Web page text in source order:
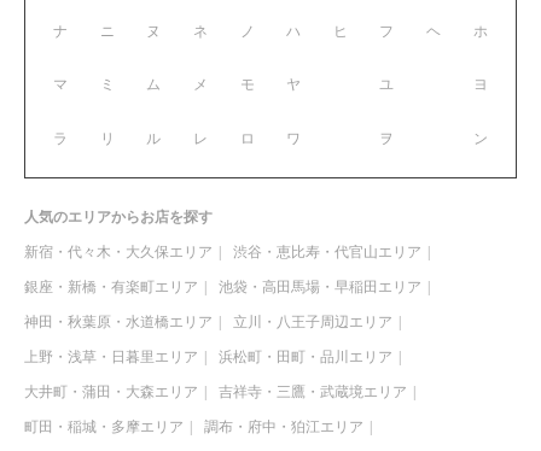
ナ ニ ヌ ネ ノ
マ ミ ム メ モ
ラ リ ル レ ロ
ハ ヒ フ ヘ ホ
ヤ ユ ヨ
ワ ヲ ン
人気のエリアからお店を探す
新宿・代々木・大久保エリア 渋谷・恵比寿・代官山エリア
銀座・新橋・有楽町エリア 池袋・高田馬場・早稲田エリア
神田・秋葉原・水道橋エリア 立川・八王子周辺エリア
上野・浅草・日暮里エリア 浜松町・田町・品川エリア
大井町・蒲田・大森エリア 吉祥寺・三鷹・武蔵境エリア
町田・稲城・多摩エリア 調布・府中・狛江エリア